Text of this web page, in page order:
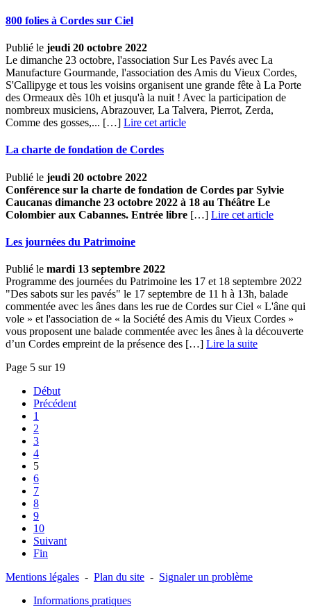
800 folies à Cordes sur Ciel
Publié le jeudi 20 octobre 2022
Le dimanche 23 octobre, l'association Sur Les Pavés avec La
Manufacture Gourmande, l'association des Amis du Vieux Cordes,
S'Callipyge et tous les voisins organisent une grande fête à La Porte
des Ormeaux dès 10h et jusqu'à la nuit ! Avec la participation de
nombreux musiciens, Abrazouver, La Talvera, Pierrot, Zerda,
Comme des gosses,... […] Lire cet article
La charte de fondation de Cordes
Publié le jeudi 20 octobre 2022
Conférence sur la charte de fondation de Cordes par Sylvie
Caucanas dimanche 23 octobre 2022 à 18 au Théâtre Le
Colombier aux Cabannes. Entrée libre […] Lire cet article
Les journées du Patrimoine
Publié le mardi 13 septembre 2022
Programme des journées du Patrimoine les 17 et 18 septembre 2022
"Des sabots sur les pavés" le 17 septembre de 11 h à 13h, balade
commentée avec les ânes dans les rue de Cordes sur Ciel « L'âne qui
vole » et l'association de « la Société des Amis du Vieux Cordes »
vous proposent une balade commentée avec les ânes à la découverte
d’un Cordes empreint de la présence des […] ­ Lire la suite
Page 5 sur 19
Début
Précédent
1
2
3
4
5
6
7
8
9
10
Suivant
Fin
Mentions légales - Plan du site - Signaler un problème
Informations pratiques